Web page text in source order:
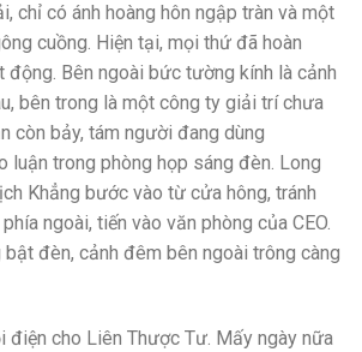
chỉ có ánh hoàng hôn ngập tràn và một
cuồng. Hiện tại, mọi thứ đã hoàn
động. Bên ngoài bức tường kính là cảnh
bên trong là một công ty giải trí chưa
còn bảy, tám người đang dùng
luận trong phòng họp sáng đèn. Long
Khẳng bước vào từ cửa hông, tránh
ngoài, tiến vào văn phòng của CEO.
bật đèn, cảnh đêm bên ngoài trông càng
điện cho Liên Thược Tư. Mấy ngày nữa